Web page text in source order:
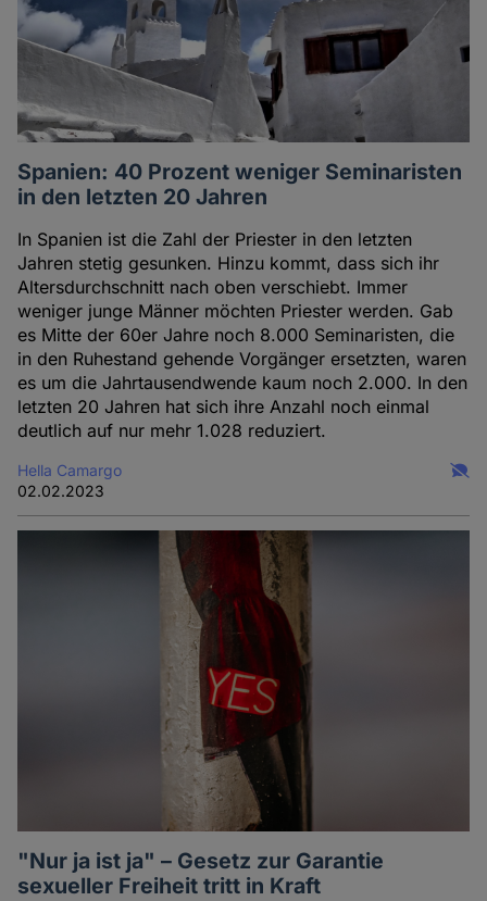
Spanien: 40 Prozent weniger Seminaristen
in den letzten 20 Jahren
In Spanien ist die Zahl der Priester in den letzten
Jahren stetig gesunken. Hinzu kommt, dass sich ihr
Altersdurchschnitt nach oben verschiebt. Immer
weniger junge Männer möchten Priester werden. Gab
es Mitte der 60er Jahre noch 8.000 Seminaristen, die
in den Ruhestand gehende Vorgänger ersetzten, waren
es um die Jahrtausendwende kaum noch 2.000. In den
letzten 20 Jahren hat sich ihre Anzahl noch einmal
deutlich auf nur mehr 1.028 reduziert.
Hella Camargo
02.02.2023
"Nur ja ist ja" – Gesetz zur Garantie
sexueller Freiheit tritt in Kraft